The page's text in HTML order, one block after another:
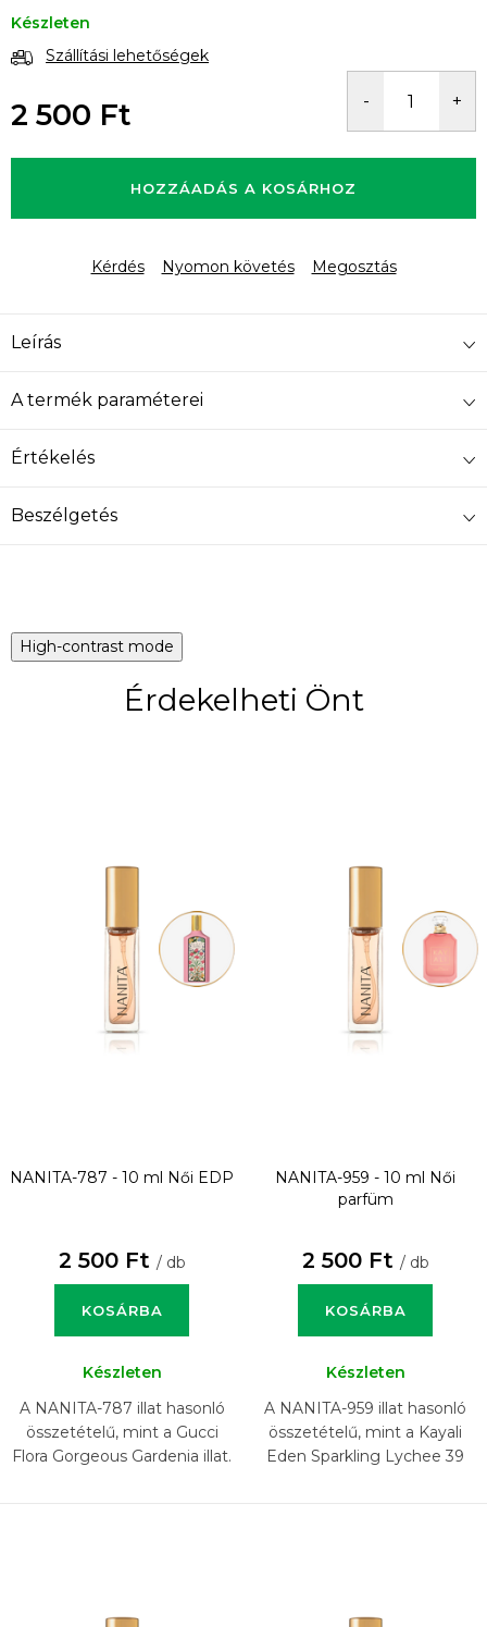
Készleten
Szállítási lehetőségek
2 500 Ft
HOZZÁADÁS A KOSÁRHOZ
Kérdés Nyomon követés Megosztás
Leírás
A termék paraméterei
Értékelés
Beszélgetés
High-contrast mode
Érdekelheti Önt
NANITA-787 - 10 ml Női EDP
2 500 Ft / db
KOSÁRBA
Készleten
A NANITA-787 illat hasonló
összetételű, mint a Gucci
Flora Gorgeous Gardenia illat.
NANITA-959 - 10 ml
Női
parfüm
2 500 Ft / db
KOSÁRBA
Készleten
A NANITA-959 illat hasonló
összetételű, mint a Kayali
Eden Sparkling Lychee 39